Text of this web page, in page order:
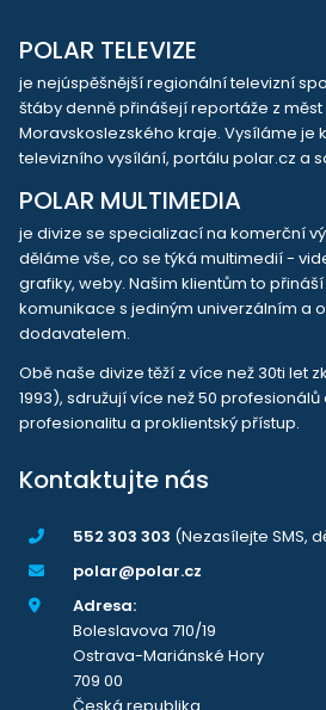
POLAR TELEVIZE
je nejúspěšnější regionální televizní
štáby denně přinášejí reportáže z
Moravskoslezského kraje. Vysíláme je
televizního vysílání, portálu polar.cz a
POLAR MULTIMEDIA
je divize se specializací na komerční
děláme vše, co se týká multimedií -
grafiky, weby. Našim klientům to
komunikace s jediným univerzálním a
dodavatelem.
Obě naše divize těží z více než 30ti let
1993), sdružují více než 50
profesionalitu a proklientský přístup.
Kontaktujte nás
552 303 303 (Nezasílejte SMS,
polar@polar.cz
Adresa:
Boleslavova 710/19
Ostrava-Mariánské Hory
709 00